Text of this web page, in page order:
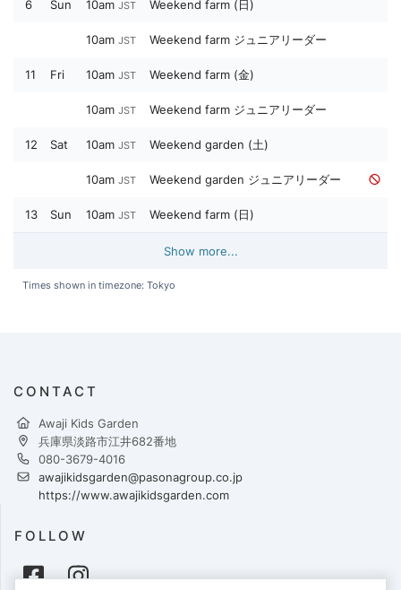
6 Sun 10am JST Weekend farm (日)
10am JST Weekend farm ジュニアリーダー
11 Fri 10am JST Weekend farm (金)
10am JST Weekend farm ジュニアリーダー
12 Sat 10am JST Weekend garden (土)
10am JST Weekend garden ジュニアリーダー
13 Sun 10am JST Weekend farm (日)
Show more...
Times shown in timezone: Tokyo
CONTACT
Awaji Kids Garden
兵庫県淡路市江井682番地
080-3679-4016
awajikidsgarden@pasonagroup.co.jp
https://www.awajikidsgarden.com
FOLLOW